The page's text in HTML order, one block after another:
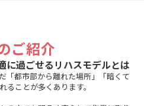
ご紹介
に過ごせるリハスモデルとは
「都市部から離れた場所」「暗くて
ることが多くあります。